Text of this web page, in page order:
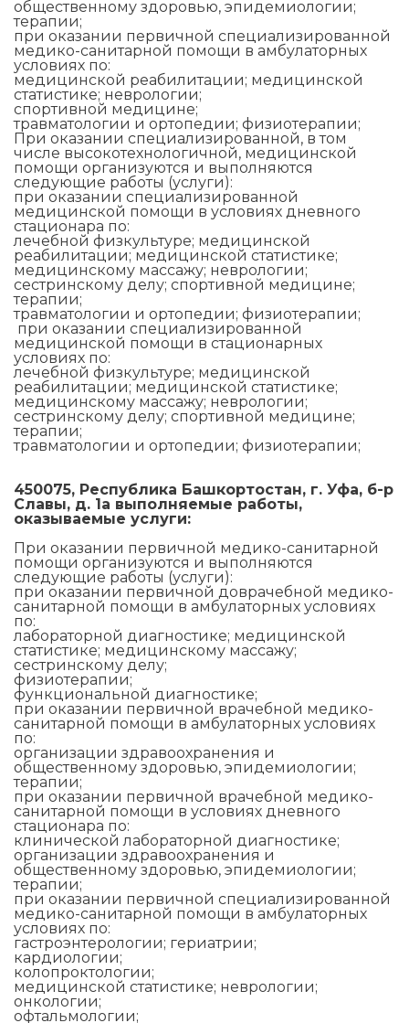
общественному здоровью, эпидемиологии;
терапии;
при оказании первичной специализированной
медико-санитарной помощи в амбулаторных
условиях по:
медицинской реабилитации; медицинской
статистике; неврологии;
спортивной медицине;
травматологии и ортопедии; физиотерапии;
При оказании специализированной, в том
числе высокотехнологичной, медицинской
помощи организуются и выполняются
следующие работы (услуги):
при оказании специализированной
медицинской помощи в условиях дневного
стационара по:
лечебной физкультуре; медицинской
реабилитации; медицинской статистике;
медицинскому массажу; неврологии;
сестринскому делу; спортивной медицине;
терапии;
травматологии и ортопедии; физиотерапии;
при оказании специализированной
медицинской помощи в стационарных
условиях по:
лечебной физкультуре; медицинской
реабилитации; медицинской статистике;
медицинскому массажу; неврологии;
сестринскому делу; спортивной медицине;
терапии;
травматологии и ортопедии; физиотерапии;
450075, Республика Башкортостан, г. Уфа, б-р
Славы, д. 1а выполняемые работы,
оказываемые услуги:
При оказании первичной медико-санитарной
помощи организуются и выполняются
следующие работы (услуги):
при оказании первичной доврачебной медико-
санитарной помощи в амбулаторных условиях
по:
лабораторной диагностике; медицинской
статистике; медицинскому массажу;
сестринскому делу;
физиотерапии;
функциональной диагностике;
при оказании первичной врачебной медико-
санитарной помощи в амбулаторных условиях
по:
организации здравоохранения и
общественному здоровью, эпидемиологии;
терапии;
при оказании первичной врачебной медико-
санитарной помощи в условиях дневного
стационара по:
клинической лабораторной диагностике;
организации здравоохранения и
общественному здоровью, эпидемиологии;
терапии;
при оказании первичной специализированной
медико-санитарной помощи в амбулаторных
условиях по:
гастроэнтерологии; гериатрии;
кардиологии;
колопроктологии;
медицинской статистике; неврологии;
онкологии;
офтальмологии;